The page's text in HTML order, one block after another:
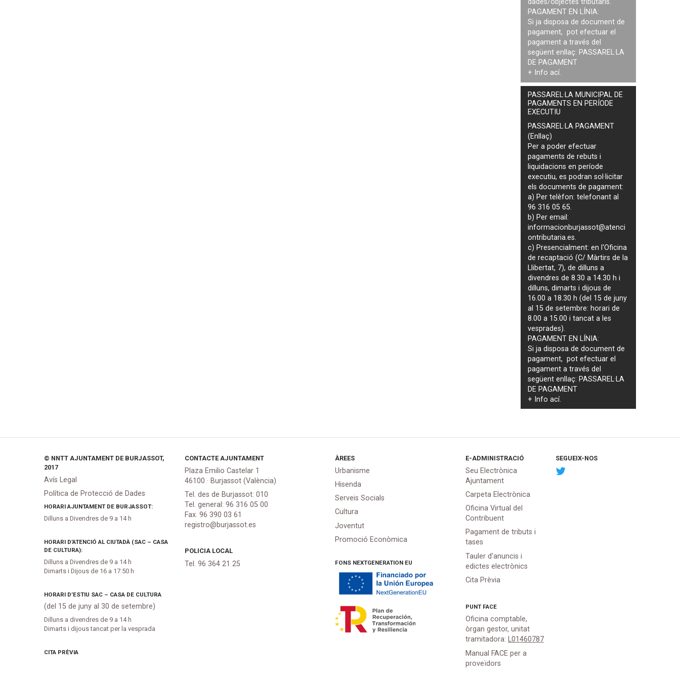
dades/objectes tributaris.
PAGAMENT EN LÍNIA:
Si ja disposa de document de
pagament, pot efectuar el
pagament a través del
següent enllaç: PASSAREL·LA
DE PAGAMENT
+ Info ací.
PASSAREL·LA MUNICIPAL DE
PAGAMENTS EN PERÍODE
EXECUTIU
PASSAREL·LA PAGAMENT
(Enllaç)
Per a poder efectuar
pagaments derebuts i
liquidacions en període
executiu, es podransol·licitar
els documents de pagament:
a) Per telèfon: telefonant al
96 316 05 65.
b) Per email:
informacionburjassot@atenci
ontributaria.es.
c) Presencialment: en l'Oficina
de recaptació (C/ Màrtirs de la
Llibertat, 7), de dilluns a
divendres de 8.30 a 14.30 h i
dilluns, dimarts i dijous de
16.00 a 18.30 h (del 15 de juny
al 15 de setembre: horari de
8.00 a 15.00 i tancat a les
vesprades).
PAGAMENT EN LÍNIA:
Si ja disposa de document de
pagament, pot efectuar el
pagament a través del
següent enllaç: PASSAREL·LA
DE PAGAMENT
+ Infoací.
© NNTT AJUNTAMENT DE BURJASSOT,
2017
Avís Legal
Política de Protecció de Dades
HORARI AJUNTAMENT DE BURJASSOT:
Dilluns a Divendres de 9 a 14 h
HORARI D’ATENCIÓ AL CIUTADÀ (SAC – CASA
DE CULTURA):
Dilluns a Divendres de 9 a 14 h
Dimarts i Dijous de 16 a 17:50 h
HORARI D’ESTIU SAC – CASA DE CULTURA
(del 15 de juny al 30 de setembre)
Dilluns a divendres de 9 a 14 h
Dimarts i dijous tancat per la vesprada
CITA PRÈVIA
CONTACTE AJUNTAMENT
Plaza Emilio Castelar 1
46100 · Burjassot (València)
Tel. des de Burjassot: 010
Tel. general: 96 316 05 00
Fax. 96 390 03 61
registro@burjassot.es
POLICIA LOCAL
Tel. 96 364 21 25
ÀREES
Urbanisme
Hisenda
Serveis Socials
Cultura
Joventut
Promoció Econòmica
FONS NEXTGENERATION EU
E-ADMINISTRACIÓ
Seu Electrònica
Ajuntament
Carpeta Electrònica
Oficina Virtual del
Contribuent
Pagament de tributs i
tases
Tauler d'anuncis i
edictes electrònics
Cita Prèvia
PUNT FACE
Oficina comptable,
òrgan gestor, unitat
tramitadora: L01460787
Manual FACE per a
proveïdors
SEGUEIX-NOS